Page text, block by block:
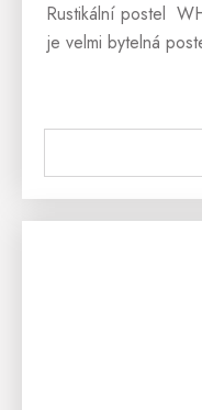
Rustikální postel
je velmi bytelná